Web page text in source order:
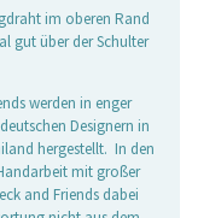
im oberen Rand
gut über der Schulter
werden in enger
Designern in
hergestellt. In den
mit großer
and Friends dabei